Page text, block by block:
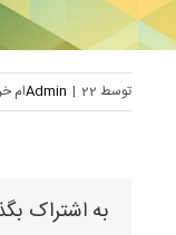
توسط Admin | 22ام خرداد, 1400
به اشتراک